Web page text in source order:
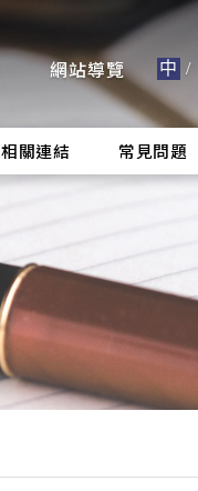
網站導覽 中 /
相關連結 常見問題